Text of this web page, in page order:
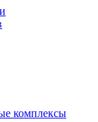
комплексы